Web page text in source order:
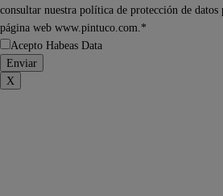
consultar nuestra política de protección de datos
página web www.pintuco.com.*
Acepto Habeas Data
X